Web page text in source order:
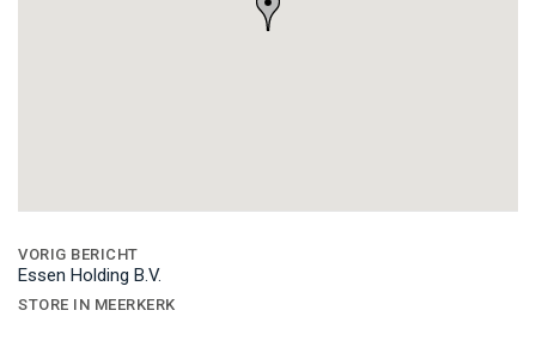
navigatie
VORIG BERICHT
Essen Holding B.V.
STORE IN MEERKERK